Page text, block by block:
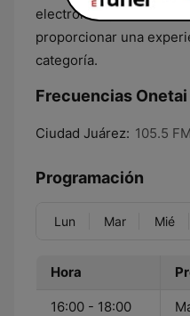
electrónica y más allá,
proporcionar una
categoría.
Frecuencias Onetai
Ciudad Juárez: 105.5 FM
Programación
Lun Mar Mié
Hora
16:00 - 18:00